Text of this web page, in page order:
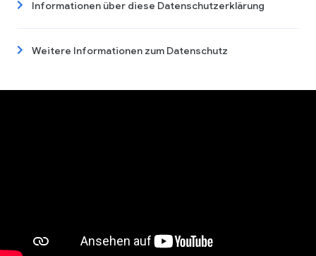
Informationen über diese Datenschutzerklärung
Weitere Informationen zum Datenschutz